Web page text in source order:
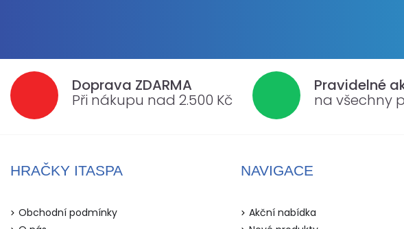
Doprava ZDARMA
Při nákupu nad 2.500 Kč
Pravidelné
na všechny
HRAČKY ITASPA
Obchodní podmínky
NAVIGACE
Akční nabídka